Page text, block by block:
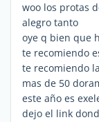
woo los protas
alegro tanto
oye q bien que
te recomiendo
te recomiendo
mas de 50
este año es
dejo el link